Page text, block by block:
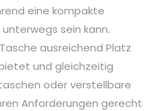
eine kompakte
sein kann.
ausreichend Platz
und gleichzeitig
oder verstellbare
Anforderungen gerecht